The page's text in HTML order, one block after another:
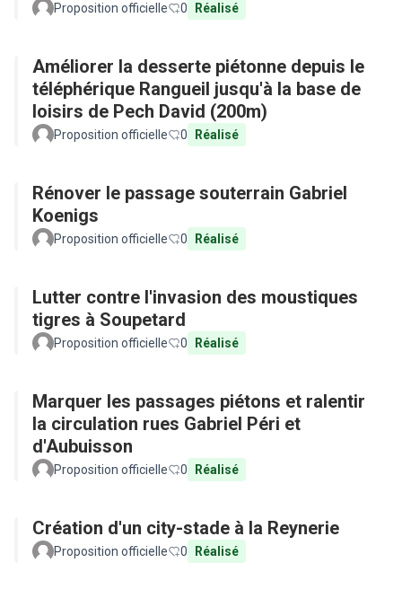
Proposition officielle 0 Réalisé
Améliorer la desserte piétonne depuis le
téléphérique Rangueil jusqu'à la base de
loisirs de Pech David (200m)
Proposition officielle 0 Réalisé
Rénover le passage souterrain Gabriel
Koenigs
Proposition officielle 0 Réalisé
Lutter contre l'invasion des moustiques
tigres à Soupetard
Proposition officielle 0 Réalisé
Marquer les passages piétons et ralentir
la circulation rues Gabriel Péri et
d'Aubuisson
Proposition officielle 0 Réalisé
Création d'un city-stade à la Reynerie
Proposition officielle 0 Réalisé